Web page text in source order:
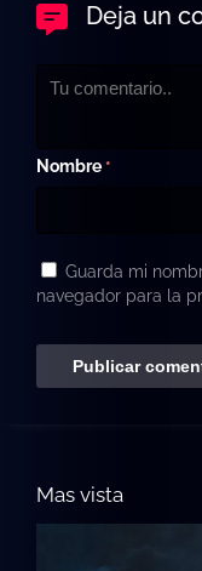
Deja un
Nombre *
Guarda mi
navegador para la
Mas vista